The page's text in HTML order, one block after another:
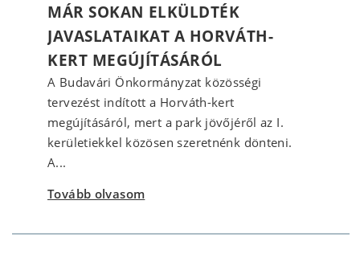
MÁR SOKAN ELKÜLDTÉK
JAVASLATAIKAT A HORVÁTH-
KERT MEGÚJÍTÁSÁRÓL
A Budavári Önkormányzat közösségi
tervezést indított a Horváth-kert
megújításáról, mert a park jövőjéről az I.
kerületiekkel közösen szeretnénk dönteni.
A...
Tovább olvasom